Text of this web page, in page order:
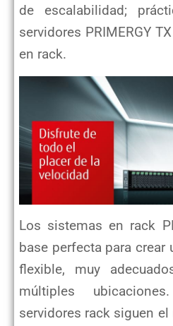
de escalabilidad;
servidores PRIMERGY
en rack.
Los sistemas en rack
base perfecta para crear
flexible, muy
múltiples
servidores rack siguen